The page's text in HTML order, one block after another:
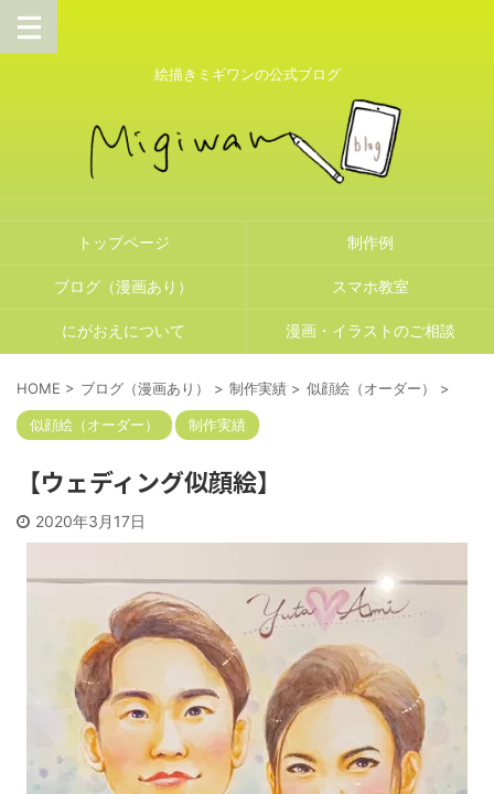
絵描きミギワンの公式ブログ
トップページ 制作例
ブログ（漫画あり） スマホ教室
にがおえについて 漫画・イラストのご相談
HOME > ブログ（漫画あり） > 制作実績 > 似顔絵（オーダー） >
似顔絵（オーダー） 制作実績
【ウェディング似顔絵】
2020年3月17日